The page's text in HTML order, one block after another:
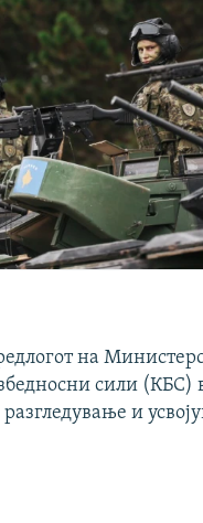
на
сили (КБС)
и